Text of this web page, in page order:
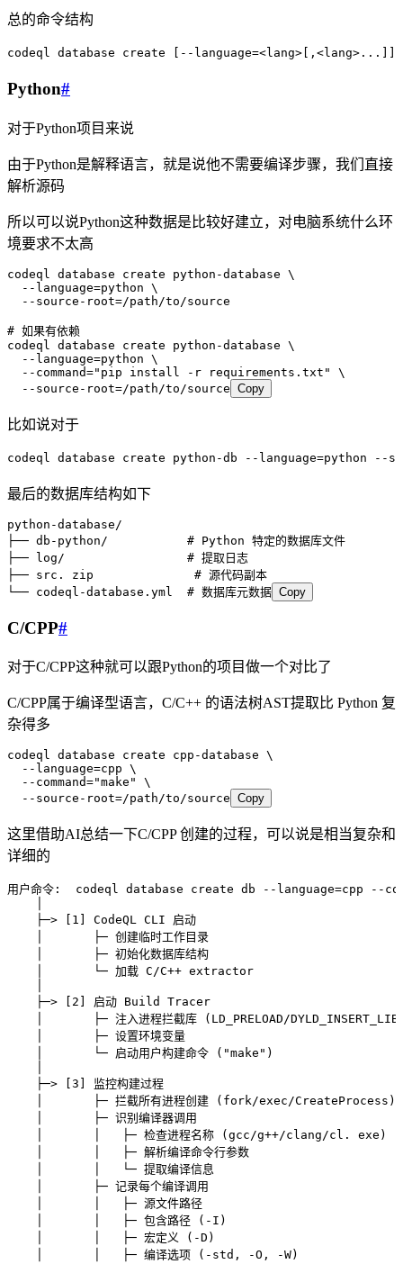
总的命令结构
codeql database create [--
Python#
对于Python项目来说
由于Python是解释语言，就是说他不需要编译步骤，我们直接
解析源码
所以可以说Python这种数据是比较好建立，对电脑系统什么环
境要求不太高
codeql database create python-database \
  --language=python
\
  --source-root=/path/to/source
# 如果有依赖
codeql
database create python-database \
  --language=python
\
  --command=
"pip install -r requirements.txt"
\
  --source-root=/path/to/source
Copy
比如说对于
codeql database create python-db --language=python --
最后的数据库结构如下
python-database/
├── db-python/           # Python 特定的数据库文件
├── log/                 # 提取日志
├── src. zip              # 源代码副本
└── codeql-database.yml  # 数据库元数据 Copy
C/CPP#
对于C/CPP这种就可以跟Python的项目做一个对比了
C/CPP属于编译型语言，C/C++ 的语法树AST提取比 Python 复
杂得多
codeql database create cpp-database \
  --language=cpp
\
  --command=
"make"
\
  --source-root=/path/to/source
Copy
这里借助AI总结一下C/CPP 创建的过程，可以说是相当复杂和
详细的
用户命令:  codeql database create db --language=cpp --
    ├─> [1] CodeQL CLI 启动
    │       ├─ 创建临时工作目录
    │       ├─ 初始化数据库结构
    │       └─ 加载 C/C++ extractor
    ├─> [2] 启动 Build Tracer
│       ├─ 注入进程拦截库 (LD_PRELOAD/
    │       ├─ 设置环境变量
    │       └─ 启动用户构建命令 ("make")
    ├─> [3] 监控构建过程
    │       ├─ 拦截所有进程创建 (fork/exec/CreateProcess)
    │       ├─ 识别编译器调用
    │       │   ├─ 检查进程名称 (gcc/g++/clang/cl. exe)
    │       │   ├─ 解析编译命令行参数
    │       │   └─ 提取编译信息
    │       ├─ 记录每个编译调用
    │       │   ├─ 源文件路径
    │       │   ├─ 包含路径 (-I)
    │       │   ├─ 宏定义 (-D)
    │       │   ├─ 编译选项 (-std, -O, -W)